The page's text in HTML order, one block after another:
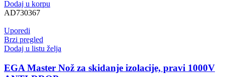
Dodaj u korpu
AD730367
Uporedi
Brzi pregled
Dodaj u listu želja
EGA Master Nož za skidanje izolacije, pravi 1000V